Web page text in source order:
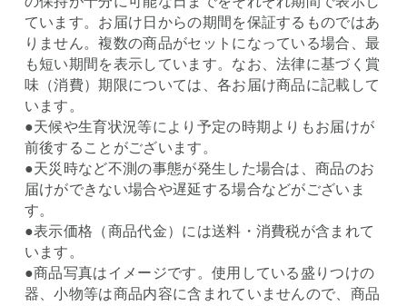
ています。お届け日からの期間を保証するものではあ
りません。複数の商品がセットになっている場合、最
も短い期間を表示しています。なお、法律に基づく賞
味（消費）期限については、各お届け商品に記載して
います。
●天候や生育状況等により予定の時期よりもお届けが
前後することがございます。
●天災時など不測の事態が発生した場合は、商品のお
届けができない場合や遅延する場合などがございま
す。
●表示価格（商品代金）には送料・消費税が含まれて
います。
●商品写真はイメージです。使用している盛りつけの
器、小物等は商品内容に含まれていませんので、商品